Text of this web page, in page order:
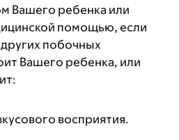
Вашего ребенка или
помощью, если
побочных
Вашего ребенка, или
восприятия.